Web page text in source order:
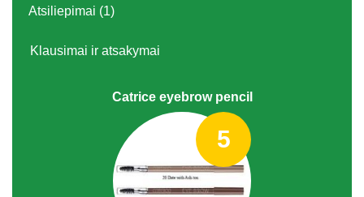
Atsiliepimai (1)
Klausimai ir atsakymai
Catrice eyebrow pencil
5